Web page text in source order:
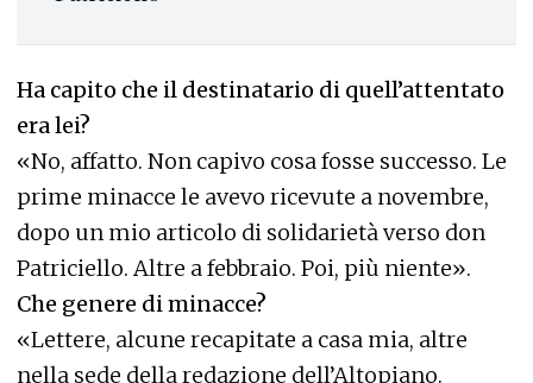
Ha capito che il destinatario di quell’attentato
era lei?
«No, affatto. Non capivo cosa fosse successo. Le
prime minacce le avevo ricevute a novembre,
dopo un mio articolo di solidarietà verso don
Patriciello. Altre a febbraio. Poi, più niente».
Che genere di minacce?
«Lettere, alcune recapitate a casa mia, altre
nella sede della redazione dell’Altopiano.